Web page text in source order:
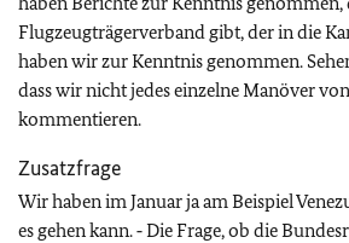
Flugzeugträgerverband gibt, der in die
haben wir zur Kenntnis genommen.
dass wir nicht jedes einzelne Manöver
kommentieren.
Zusatzfrage
Wir haben im Januar ja am Beispiel
es gehen kann. ‑ Die Frage, ob die